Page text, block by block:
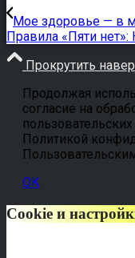
Мое здоровье — в
Правила «Пяти нет»:
Прокрутить
Продолжая
согласие на
Политикой
OK
Cookie и